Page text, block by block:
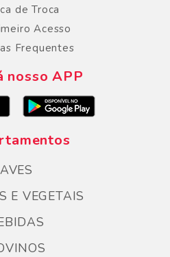
de Troca
Acesso
Frequentes
nosso APP
AVES
E VEGETAIS